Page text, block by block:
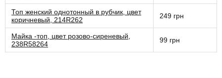
Топ женский однотонный в рубчик, цвет
коричневый, 214R262
249 грн
Майка -топ, цвет розово-сиреневый,
238R58264
99 грн